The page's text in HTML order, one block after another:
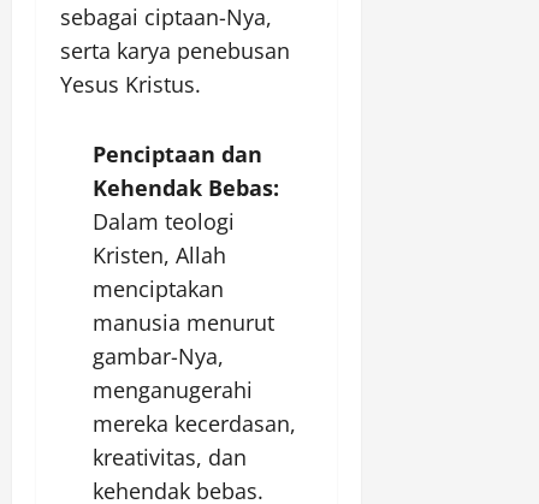
sebagai ciptaan-Nya,
serta karya penebusan
Yesus Kristus.
Penciptaan dan
Kehendak Bebas:
Dalam teologi
Kristen, Allah
menciptakan
manusia menurut
gambar-Nya,
menganugerahi
mereka kecerdasan,
kreativitas, dan
kehendak bebas.